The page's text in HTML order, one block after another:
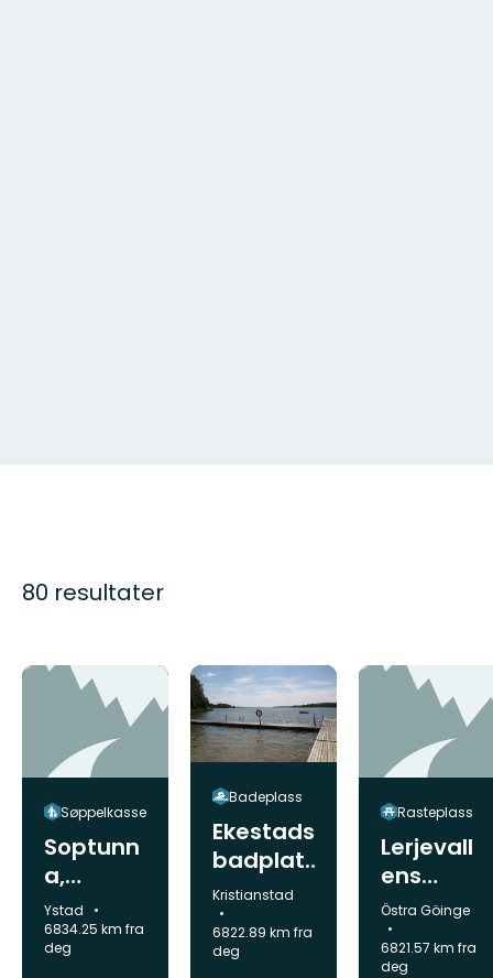
80 resultater
Søppelkasse
Soptunn
a,
Fyledale
n
Kommune:
Ystad
6834.25 km fra
deg
Badeplass
Ekestads
badplat
s
Kommune:
Kristianstad
6822.89 km fra
deg
Rasteplass
Lerjevall
ens
lägerpla
ts
Kommune:
Östra Göinge
6821.57 km fra
deg